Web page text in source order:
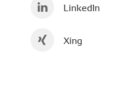
LinkedIn
Xing